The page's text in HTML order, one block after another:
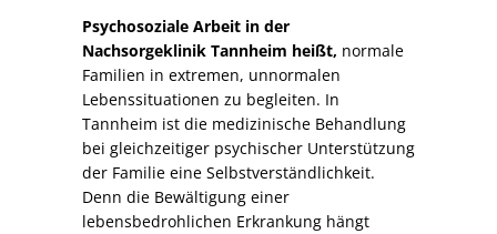
Psychosoziale Arbeit in der
Nachsorgeklinik Tannheim heißt, normale
Familien in extremen, unnormalen
Lebenssituationen zu begleiten. In
Tannheim ist die medizinische Behandlung
bei gleichzeitiger psychischer Unterstützung
der Familie eine Selbstverständlichkeit.
Denn die Bewältigung einer
lebensbedrohlichen Erkrankung hängt